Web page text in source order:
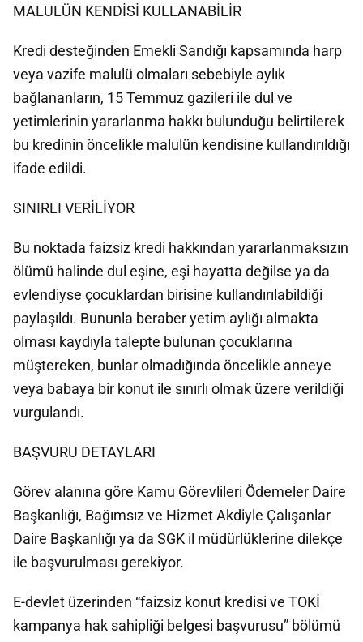
MALULÜN KENDİSİ KULLANABİLİR
Kredi desteğinden Emekli Sandığı kapsamında harp
veya vazife malulü olmaları sebebiyle aylık
bağlananların, 15 Temmuz gazileri ile dul ve
yetimlerinin yararlanma hakkı bulunduğu belirtilerek
bu kredinin öncelikle malulün kendisine kullandırıldığı
ifade edildi.
SINIRLI VERİLİYOR
Bu noktada faizsiz kredi hakkından yararlanmaksızın
ölümü halinde dul eşine, eşi hayatta değilse ya da
evlendiyse çocuklardan birisine kullandırılabildiği
paylaşıldı. Bununla beraber yetim aylığı almakta
olması kaydıyla talepte bulunan çocuklarına
müştereken, bunlar olmadığında öncelikle anneye
veya babaya bir konut ile sınırlı olmak üzere verildiği
vurgulandı.
BAŞVURU DETAYLARI
Görev alanına göre Kamu Görevlileri Ödemeler Daire
Başkanlığı, Bağımsız ve Hizmet Akdiyle Çalışanlar
Daire Başkanlığı ya da SGK il müdürlüklerine dilekçe
ile başvurulması gerekiyor.
E-devlet üzerinden “faizsiz konut kredisi ve TOKİ
kampanya hak sahipliği belgesi başvurusu” bölümü